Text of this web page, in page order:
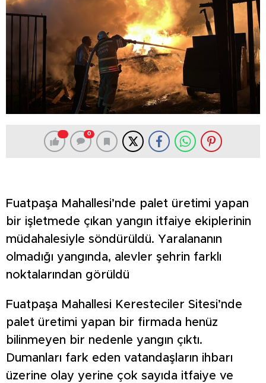
0
Fuatpaşa Mahallesi’nde palet üretimi yapan
bir işletmede çıkan yangın itfaiye ekiplerinin
müdahalesiyle söndürüldü. Yaralananın
olmadığı yangında, alevler şehrin farklı
noktalarından görüldü
Fuatpaşa Mahallesi Keresteciler Sitesi’nde
palet üretimi yapan bir firmada henüz
bilinmeyen bir nedenle yangın çıktı.
Dumanları fark eden vatandaşların ihbarı
üzerine olay yerine çok sayıda itfaiye ve